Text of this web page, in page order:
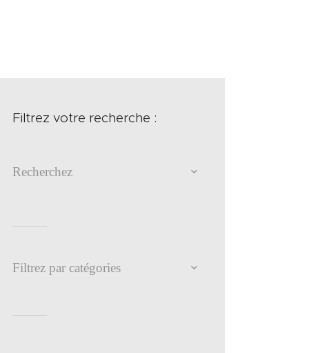
Filtrez votre recherche :
Recherchez
Filtrez par catégories